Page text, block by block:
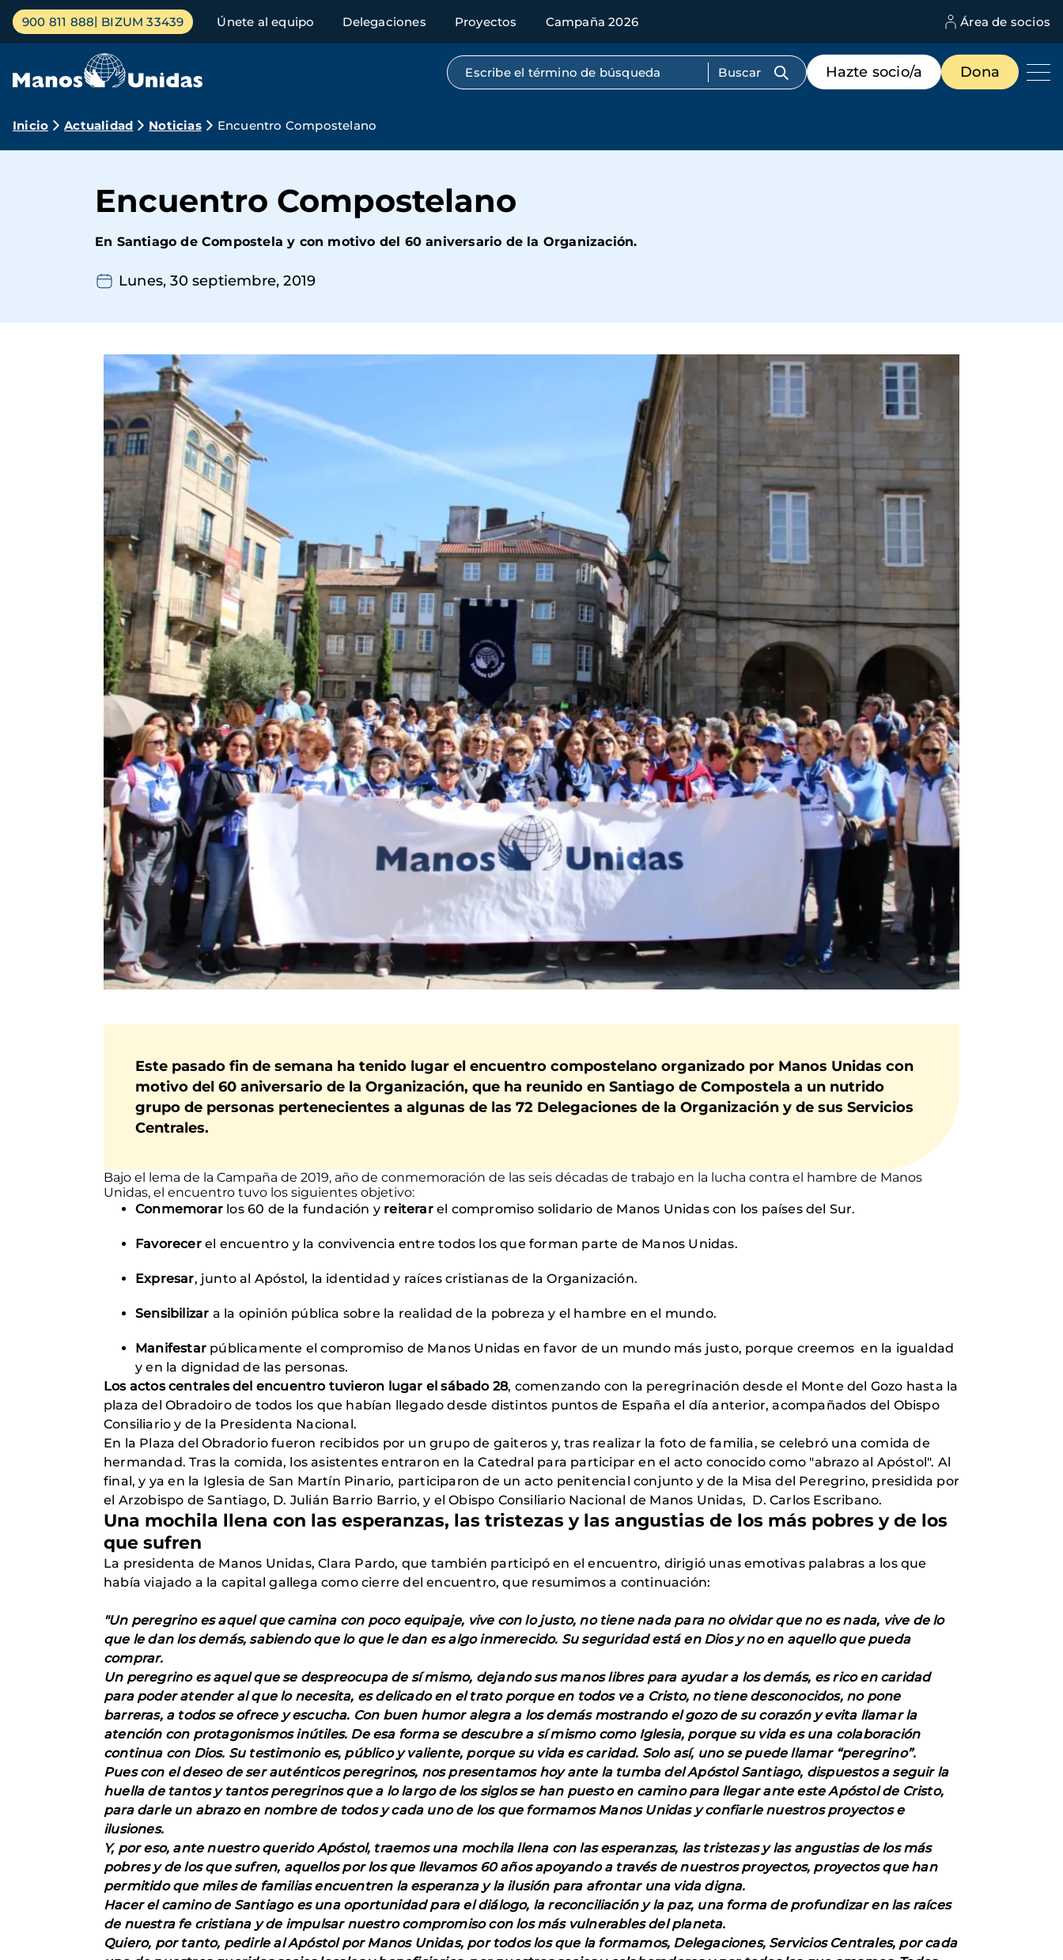
Pasar
contenido
Menú
principal
900 811 888 BIZUM 33439 Únete al equipo Delegaciones Proyectos Campaña 2026 Área de socios
Búsqueda por texto completo
Menú
de
destacados
Hazte socio/a Dona
Ruta
navegación
Inicio Actualidad Noticias Encuentro Compostelano
Encuentro Compostelano
En Santiago de Compostela y con motivo del 60 aniversario de la Organización.
Lunes, 30 septiembre, 2019
Este pasado fin de semana ha tenido lugar el encuentro compostelano organizado por Manos Unidas con
motivo del 60 aniversario de la Organización, que ha reunido en Santiago de Compostela a un nutrido
grupo de personas pertenecientes a algunas de las 72 Delegaciones de la Organización y de sus Servicios
Centrales.
Bajo el lema de la Campaña de 2019, año de conmemoración de las seis décadas de trabajo en la lucha contra el hambre de Manos
Unidas, el encuentro tuvo los siguientes objetivo:
Conmemorar los 60 de la fundación y reiterarel compromiso solidario de Manos Unidas con los países del Sur.
Favorecerel encuentro y la convivencia entre todos los que forman parte de Manos Unidas.
Expresar, junto al Apóstol, la identidad y raíces cristianas de la Organización.
Sensibilizar a la opinión pública sobre la realidad de la pobreza y el hambre en el mundo.
Manifestar públicamente el compromiso de Manos Unidas en favor de un mundo más justo, porque creemos en la igualdad
y en la dignidad de las personas.
Los actos centrales del encuentro tuvieron lugar el sábado 28, comenzando con la peregrinación desde el Monte del Gozo hasta la
plaza del Obradoiro de todos los que habían llegado desde distintos puntos de España el día anterior, acompañados del Obispo
Consiliario y de la Presidenta Nacional.
En la Plaza del Obradorio fueron recibidos por un grupo de gaiteros y, tras realizar la foto de familia, se celebró una comida de
hermandad. Tras la comida, los asistentes entraron en la Catedral para participar en el acto conocido como "abrazo al Apóstol". Al
final, y ya en la Iglesia de San Martín Pinario, participaron de un acto penitencial conjunto y de la Misa del Peregrino, presidida por
el Arzobispo de Santiago, D. Julián Barrio Barrio, y el Obispo Consiliario Nacional de Manos Unidas, D. Carlos Escribano.
Una mochila llena con las esperanzas, las tristezas y las angustias de los más pobres y de los
que sufren
La presidenta de Manos Unidas, Clara Pardo, que también participó en el encuentro, dirigió unas emotivas palabras a los que
había viajado a la capital gallega como cierre del encuentro, que resumimos a continuación:
"Un peregrino es aquel que camina con poco equipaje, vive con lo justo, no tiene nada para no olvidar que no es nada, vive de lo
que le dan los demás, sabiendo que lo que le dan es algo inmerecido. Su seguridad está en Dios y no en aquello que pueda
comprar.
Un peregrino es aquel que se despreocupa de sí mismo, dejando sus manos libres para ayudar a los demás, es rico en caridad
para poder atender al que lo necesita, es delicado en el trato porque en todos ve a Cristo, no tiene desconocidos, no pone
barreras, a todos se ofrece y escucha. Con buen humor alegra a los demás mostrando el gozo de su corazón y evita llamar la
atención con protagonismos inútiles. De esa forma se descubre a sí mismo como Iglesia, porque su vida es una colaboración
continua con Dios. Su testimonio es, público y valiente, porque su vida es caridad. Solo así, uno se puede llamar “peregrino”.
Pues con el deseo de ser auténticos peregrinos, nos presentamos hoy ante la tumba del Apóstol Santiago, dispuestos a seguir la
huella de tantos y tantos peregrinos que a lo largo de los siglos se han puesto en camino para llegar ante este Apóstol de Cristo,
para darle un abrazo en nombre de todos y cada uno de los que formamos Manos Unidas y confiarle nuestros proyectos e
ilusiones.
Y, por eso, ante nuestro querido Apóstol, traemos una mochila llena con las esperanzas, las tristezas y las angustias de los más
pobres y de los que sufren, aquellos por los que llevamos 60 años apoyando a través de nuestros proyectos, proyectos que han
permitido que miles de familias encuentren la esperanza y la ilusión para afrontar una vida digna.
Hacer el camino de Santiago es una oportunidad para el diálogo, la reconciliación y la paz, una forma de profundizar en las raíces
de nuestra fe cristiana y de impulsar nuestro compromiso con los más vulnerables del planeta.
Quiero, por tanto, pedirle al Apóstol por Manos Unidas, por todos los que la formamos, Delegaciones, Servicios Centrales, por cada